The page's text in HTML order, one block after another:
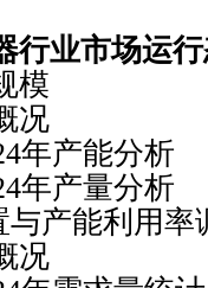
行业市场运
模
况
产能分析
产量分析
能利用率
况